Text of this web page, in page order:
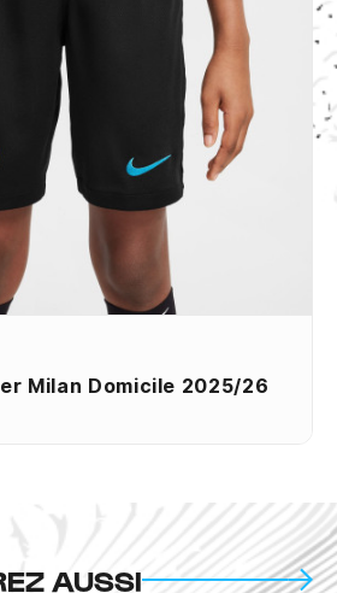
Milan Domicile 2025/26
AUSSI